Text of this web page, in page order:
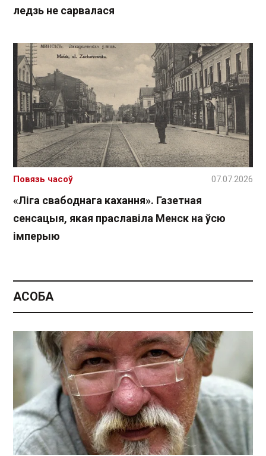
ледзь не сарвалася
«Ліга свабоднага кахання». Газетная
сенсацыя, якая праславіла Менск на ўсю
імперыю
Повязь часоў 07.07.2026
АСОБА